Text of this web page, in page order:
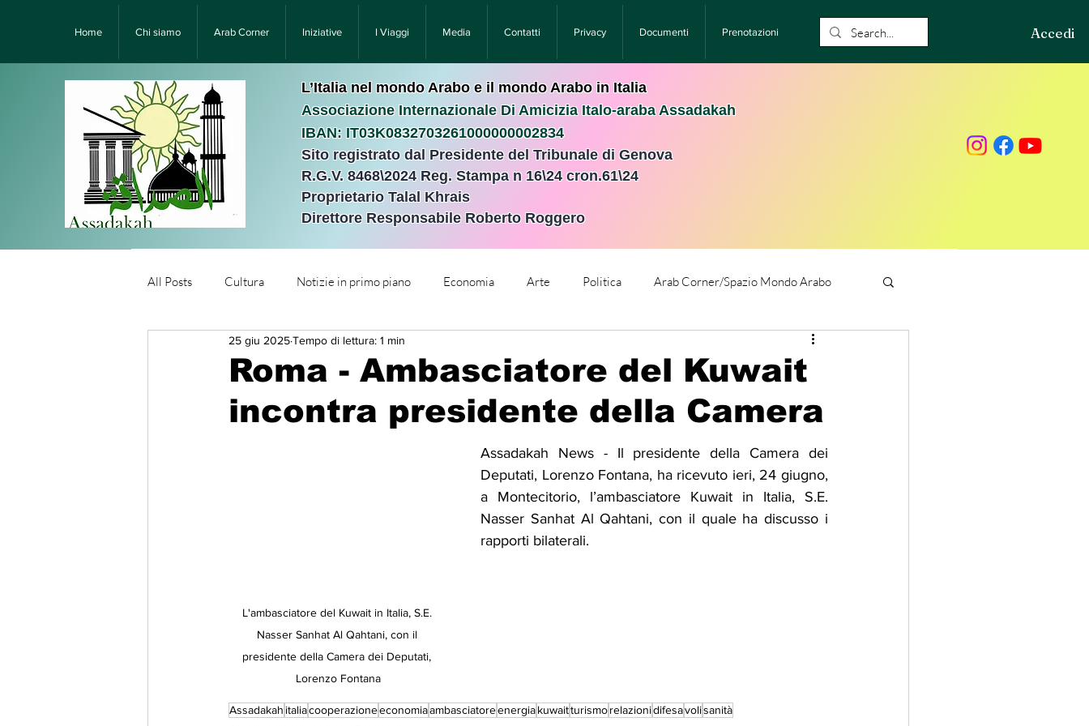
Home Chi siamo Arab Corner Iniziative I Viaggi Media Contatti Privacy Documenti Prenotazioni Accedi
L’Italia nel mondo Arabo e il mondo Arabo in Italia
Associazione Internazionale Di Amicizia Italo-araba Assadakah
IBAN: IT03K0832703261000000002834
Sito registrato dal Presidente del Tribunale di Genova
R.G.V. 8468\2024 Reg. Stampa n 16\24 cron.61\24 ​
Proprietario Talal Khrais
Direttore Responsabile Roberto Roggero
All Posts Cultura Notizie in primo piano Economia Arte Politica Arab Corner/Spazio Mondo Arabo
Նորություններ/Notizie Armene Comunicati Stampa
Migrazione e Rifugiati Sport Solidarietà Archeologia Musica Cinema Tradizioni Storia
Teatro Lega Araba Società Diritti Umani
Gastronomia
Roma - Ambasciatore del Kuwait
incontra presidente della Camera
25 giu 2025Tempo di lettura: 1 min
L'ambasciatore del Kuwait in Italia, S.E.
Nasser Sanhat Al Qahtani, con il
presidente della Camera dei Deputati,
Lorenzo Fontana
Assadakah News - Il presidente della Camera dei
Deputati, Lorenzo Fontana, ha ricevuto ieri, 24 giugno,
a Montecitorio, l’ambasciatore Kuwait in Italia, S.E.
Nasser Sanhat Al Qahtani, con il quale ha discusso i
rapporti bilaterali.
Assadakah italiacooperazioneeconomiaambasciatoreenergiakuwaitturismorelazionidifesavolisanità